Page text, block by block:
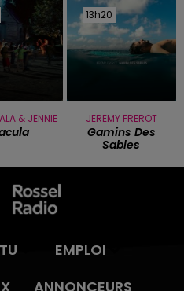
& JENNIE
13h20
13h20
JEREMY FREROT
Gamins Des
Sables
EMPLOI
ANNONCEURS